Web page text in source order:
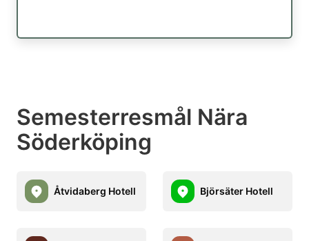
Semesterresmål Nära
Söderköping
Åtvidaberg Hotell Björsäter Hotell